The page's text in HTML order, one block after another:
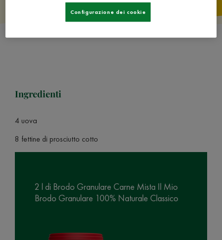
Ingredienti
4 uova
8 fettine di prosciutto cotto
2 l di Brodo Granulare Carne Mista Il Mio
Brodo Granulare 100% Naturale Classico
Configurazione dei cookie